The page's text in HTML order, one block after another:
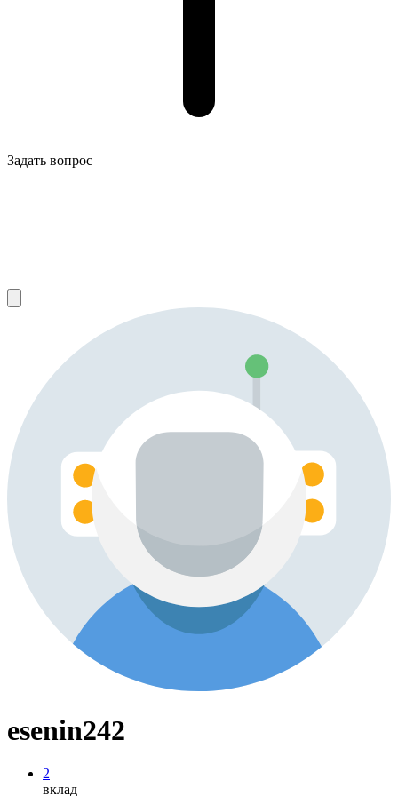
Задать вопрос
esenin242
2
вклад